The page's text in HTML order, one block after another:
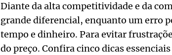
Diante da alta competitividade e da
grande diferencial, enquanto um erro
tempo e dinheiro. Para evitar
do preço. Confira cinco dicas